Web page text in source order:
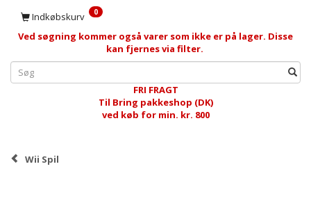
Indkøbskurv 0
Ved søgning kommer også varer som ikke er på lager. Disse
kan fjernes via filter.
FRI FRAGT
Til Bring pakkeshop (DK)
ved køb for min. kr. 800
Wii Spil